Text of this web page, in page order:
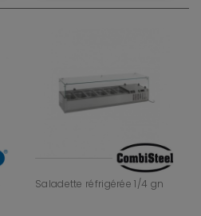
Saladette réfrigérée 1/4 gn